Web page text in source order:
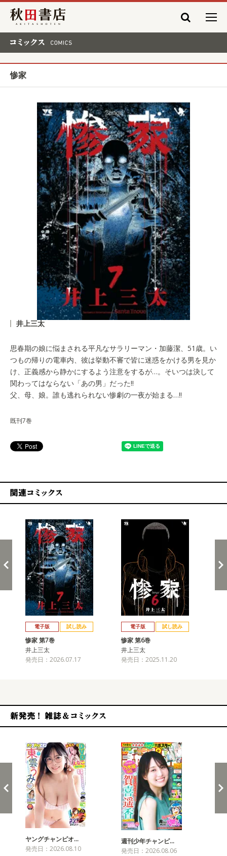
秋田書店
惨家
井上三太
思春期の娘に悩まされる平凡なサラリーマン・加藤潔、51歳。い
つもの帰りの電車内、彼は挙動不審で皆に迷惑をかける男を見か
け、正義感から静かにするよう注意をするが…。そいつは決して
関わってはならない「あの男」だった!!
父、母、娘。誰も逃れられない惨劇の一夜が始まる…!!
既刊7巻
電子版 試し読み
惨家 第7巻
井上三太
発売日：2026.07.17
電子版 試し読み
惨家 第6巻
井上三太
発売日：2025.11.20
ヤングチャンピオ…
発売日：2026.08.10
週刊少年チャンピ…
発売日：2026.08.06